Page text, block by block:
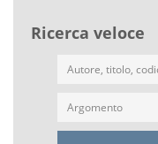
Ricerca veloce